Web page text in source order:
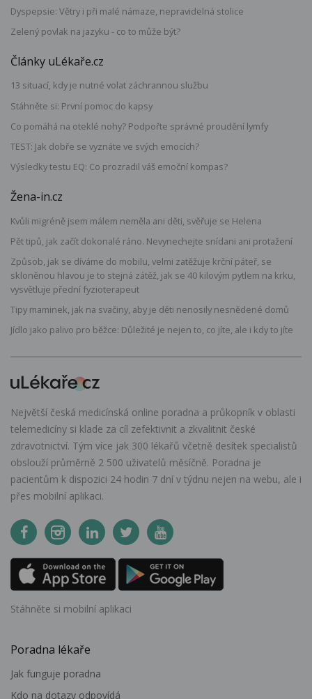
Dyspepsie: Větry i při malé námaze, nepravidelná stolice
Zelený povlak na jazyku - co to může být?
Články uLékaře.cz
13 situací, kdy je nutné volat záchrannou službu
Stáhněte si: První pomoc do kapsy
Co pomáhá na oteklé nohy? Podpořte správné proudění lymfy
TEST: Jak dobře se vyznáte ve svých emocích?
Výsledky testu EQ: Co prozradil váš emoční kompas?
Žena-in.cz
Kvůli migréně jsem málem neměla ani děti, svěřuje se Helena
Pět tipů, jak začít dokonalé ráno. Nevynechejte snídani ani protažení
Způsob, jak se díváme do mobilu, velmi zatěžuje krční páteř, se
skloněnou hlavou je to stejná zátěž, jak se 40 kilovým pytlem na krku,
vysvětluje přední fyzioterapeut
Tipy maminek, jak na svačiny, aby je děti nenosily nesnědené domů
Jídlo jako palivo pro běžce: Důležité je nejen to, co jíte, ale i kdy to jíte
Největší česká medicínská online poradna a průkopník v oblasti
telemedicíny si klade za cíl zefektivnit a zkvalitnit české
zdravotnictví. Tým více jak 300 lékařů včetně desítek specialistů
obslouží průměrně 2 500 uživatelů měsíčně. Poradna je
pacientům k dispozici 24 hodin 7 dní v týdnu nejen na webu, ale i
přes mobilní aplikaci.
Stáhněte si mobilní aplikaci
Poradna lékaře
Jak funguje poradna
Kdo na dotazy odpovídá